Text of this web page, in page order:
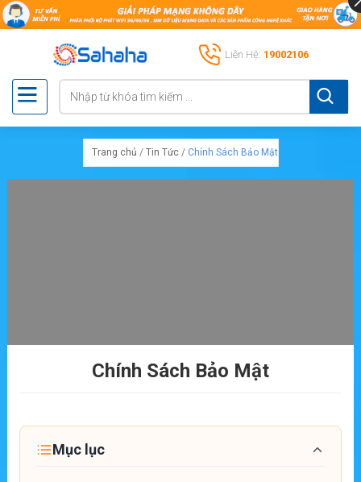
Liên Hệ: 19002106
Trang chủ / Tin Tức/ Chính Sách Bảo Mật
Chính Sách Bảo Mật
Mục lục